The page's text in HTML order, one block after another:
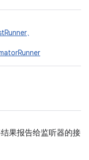
、
果报告给监听器的接